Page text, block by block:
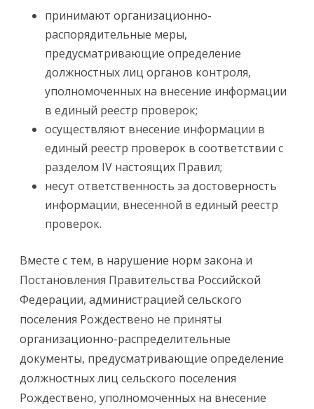
принимают организационно-
распорядительные меры,
предусматривающие определение
должностных лиц органов контроля,
уполномоченных на внесение информации
в единый реестр проверок;
осуществляют внесение информации в
единый реестр проверок в соответствии с
разделом IV настоящих Правил;
несут ответственность за достоверность
информации, внесенной в единый реестр
проверок.
Вместе с тем, в нарушение норм закона и
Постановления Правительства Российской
Федерации, администрацией сельского
поселения Рождествено не приняты
организационно-распределительные
документы, предусматривающие определение
должностных лиц сельского поселения
Рождествено, уполномоченных на внесение